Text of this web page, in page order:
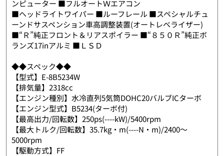
ンピューター ■フルオートＷエアコン
■ヘッドライトワイパー ■ルーフレール ■スペシャルチュ
ーンドサスペンション車高調整装置(オートレベライザー)
■“Ｒ”純正フロント＆リアスポイラー ■“８５０Ｒ”純正ボ
ランズ17inアルミ ■ＬＳＤ
◆◆スペック◆◆
【型式】E-8B5234W
【排気量】2318cc
【エンジン種別】水冷直列5気筒DOHC20バルブICターボ
【エンジン型式】B5234(ターボ付)
【最高出力/回転数】250ps(----kW)/5400rpm
【最大トルク/回転数】35.7kg・m(----N・m)/2400〜
5000rpm
【駆動方式】FF